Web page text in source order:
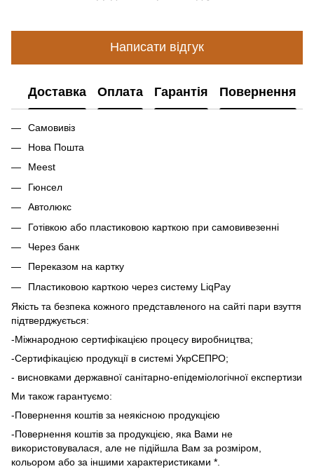
Написати відгук
Доставка Оплата Гарантія Повернення
Самовивіз
Нова Пошта
Meest
Гюнсел
Автолюкс
Готівкою або пластиковою карткою при самовивезенні
Через банк
Переказом на картку
Пластиковою карткою через систему LiqPay
Якість та безпека кожного представленого на сайті пари взуття
підтверджується:
-Міжнародною сертифікацією процесу виробництва;
-Сертифікацією продукції в системі УкрСЕПРО;
- висновками державної санітарно-епідеміологічної експертизи
Ми також гарантуємо:
-Повернення коштів за неякісною продукцією
-Повернення коштів за продукцією, яка Вами не
використовувалася, але не підійшла Вам за розміром,
кольором або за іншими характеристиками *.